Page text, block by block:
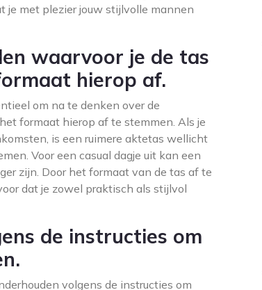
je met plezier jouw stijlvolle mannen
waarvoor je de tas
hierop af.
om na te denken over de
formaat hierop af te stemmen. Als je
is een ruimere aktetas wellicht
Voor een casual dagje uit kan een
zijn. Door het formaat van de tas af te
dat je zowel praktisch als stijlvol
de instructies om
volgens de instructies om